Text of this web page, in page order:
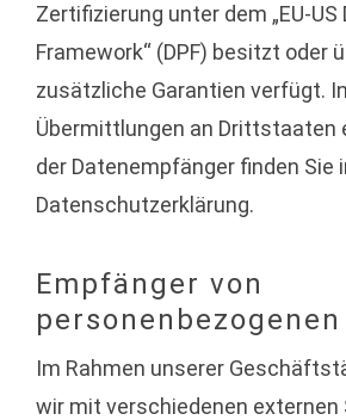
Zertifizierung unter dem „EU-US
Framework“ (DPF) besitzt oder
zusätzliche Garantien verfügt.
Übermittlungen an Drittstaaten
der Datenempfänger finden Sie
Datenschutzerklärung.
Empfänger von
Im Rahmen unserer
wir mit verschiedenen externen